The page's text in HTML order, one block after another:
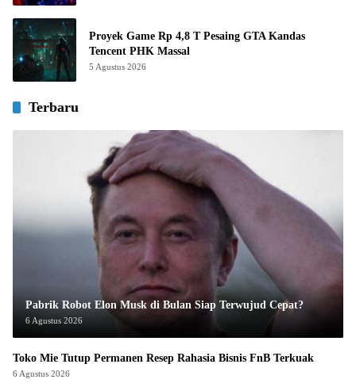
Proyek Game Rp 4,8 T Pesaing GTA Kandas
Tencent PHK Massal
5 Agustus 2026
Terbaru
Pabrik Robot Elon Musk di Bulan Siap Terwujud Cepat?
6 Agustus 2026
Toko Mie Tutup Permanen Resep Rahasia Bisnis FnB Terkuak
6 Agustus 2026